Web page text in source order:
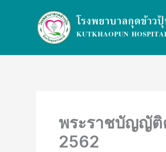
พระราชบัญญัติ
2562